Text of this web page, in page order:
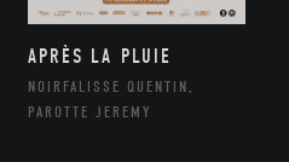
APRÈS LA PLUIE
NOIRFALISSE QUENTIN,
PAROTTE JEREMY